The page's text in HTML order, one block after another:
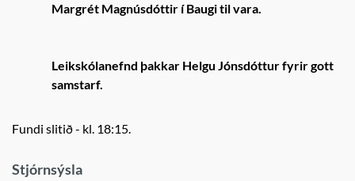
Margrét Magnúsdóttir í Baugi til vara.
Leikskólanefnd þakkar Helgu Jónsdóttur fyrir gott
samstarf.
Fundi slitið - kl. 18:15.
Stjórnsýsla